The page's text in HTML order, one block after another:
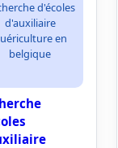
d'écoles
d'auxiliaire
en
belgique